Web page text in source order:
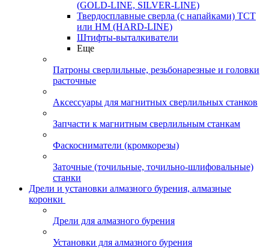
(GOLD-LINE, SILVER-LINE)
Твердосплавные сверла (с напайками) ТСТ
или HM (HARD-LINE)
Штифты-выталкиватели
Еще
Патроны сверлильные, резьбонарезные и головки
расточные
Аксессуары для магнитных сверлильных станков
Запчасти к магнитным сверлильным станкам
Фаскосниматели (кромкорезы)
Заточные (точильные, точильно-шлифовальные)
станки
Дрели и установки алмазного бурения, алмазные
коронки
Дрели для алмазного бурения
Установки для алмазного бурения